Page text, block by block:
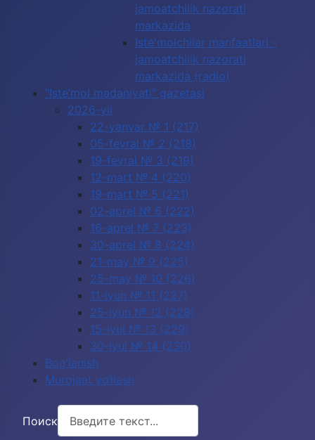
jamoatchilik nazorati
markazida
Iste'molchilar manfaatlari -
jamoatchilik nazorati
markazida (radio)
"Iste’mol madaniyati" gazetasi
2026-yil
22-yanvar № 1 (217)
05-fevral № 2 (218)
19-fevral № 3 (219)
12-mart № 4 (220)
19-mart № 5 (221)
02-aprel № 6 (222)
16-aprel № 7 (223)
30-aprel № 8 (224)
21-may № 9 (225)
25-may № 10 (226)
11-iyun № 11 (227)
25-iyun № 12 (228)
15-iyul № 13 (229)
30-iyul № 14 (230)
Bog‘lanish
Murojaat yo‘llash
Поиск